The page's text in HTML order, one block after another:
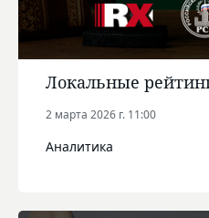
Локальные
2 марта 2026 г. 11:00
Аналитика